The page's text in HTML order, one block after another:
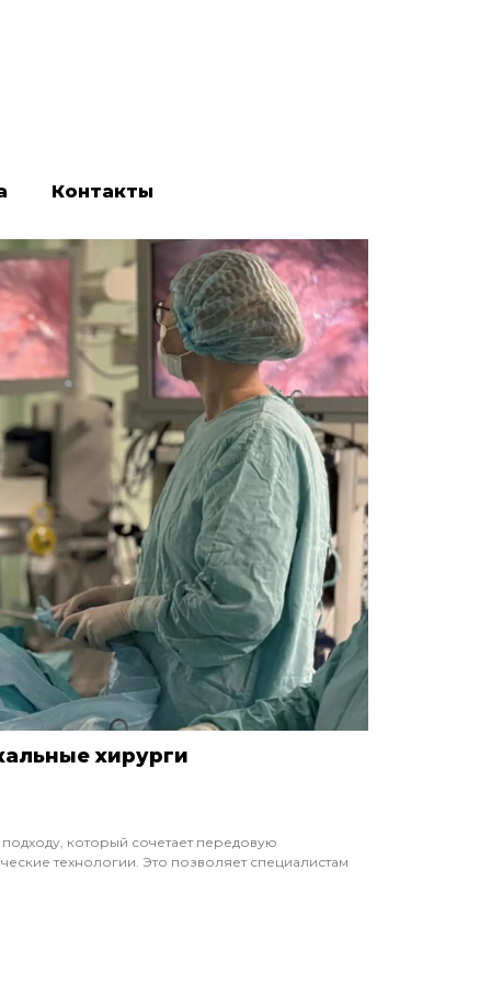
Контакты
хирурги
который сочетает передовую
технологии. Это позволяет специалистам